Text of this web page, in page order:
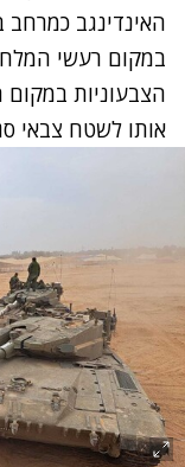
האינדינגב
במקום רעשי
הצבעוניות
אותו לשטח צבאי